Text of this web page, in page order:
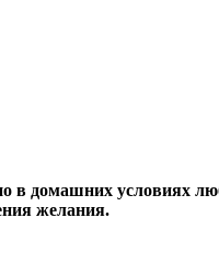
домашних условиях
желания.